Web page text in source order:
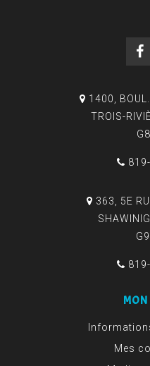
1400,
TROIS-
363, 5E
MON
Mes